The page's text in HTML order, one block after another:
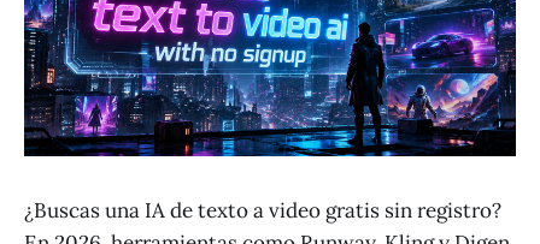
¿Buscas una IA de texto a video gratis sin registro?